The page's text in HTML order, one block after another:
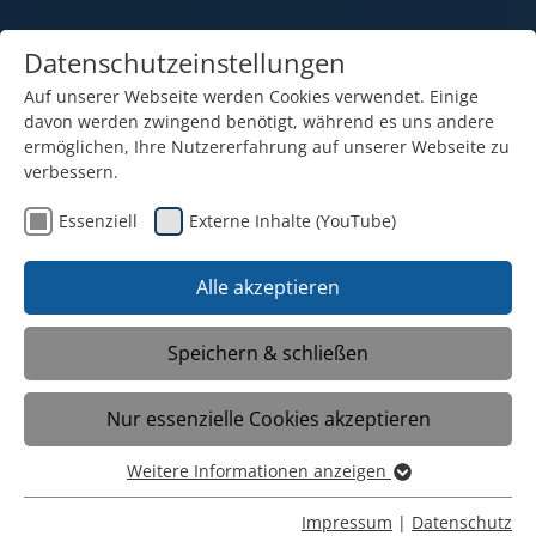
16.01.2025
Spannende Themen mit
fantastischen Ergebnissen!
Ein kurzer Rückblick ins letzte Jahr: Schon
im November fanden an der Marianne-
Frostig-Schule die Präsentationsprüfungen
der 10. Realschulklasse statt. Die
Ergebnisse waren beeindruckend.
Datenschutzeinstellungen
Auf unserer Webseite werden Cookies verwendet. Einige
davon werden zwingend benötigt, während es uns andere
ermöglichen, Ihre Nutzererfahrung auf unserer Webseite zu
verbessern.
Essenziell Externe Inhalte (YouTube)
Alle akzeptieren
Speichern & schließen
Nur essenzielle Cookies akzeptieren
Essenziell
Essenzielle Cookies werden für grundlegende Funktionen
Weitere Informationen anzeigen
Impressum | Datenschutz